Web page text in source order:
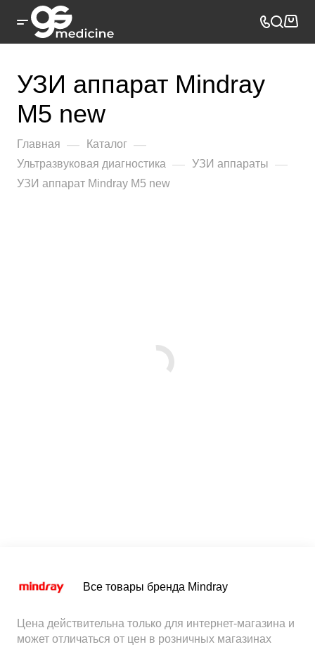
УЗИ аппарат Mindray
M5 new
Главная — Каталог —
Ультразвуковая диагностика — УЗИ аппараты —
УЗИ аппарат Mindray M5 new
Все товары бренда Mindray
Цена действительна только для интернет-магазина и
может отличаться от цен в розничных магазинах